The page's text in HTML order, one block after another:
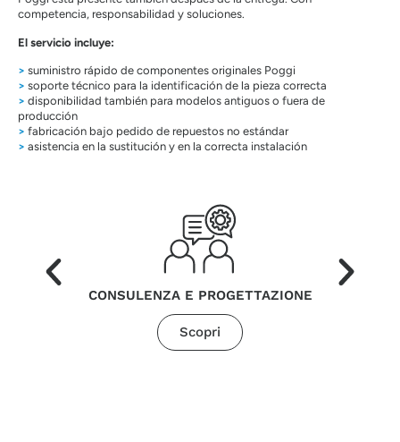
competencia, responsabilidad y soluciones.
El servicio incluye:
> suministro rápido de componentes originales Poggi
> soporte técnico para la identificación de la pieza correcta
> disponibilidad también para modelos antiguos o fuera de
producción
> fabricación bajo pedido de repuestos no estándar
> asistencia en la sustitución y en la correcta instalación
CONSULENZA E PROGETTAZIONE
Scopri